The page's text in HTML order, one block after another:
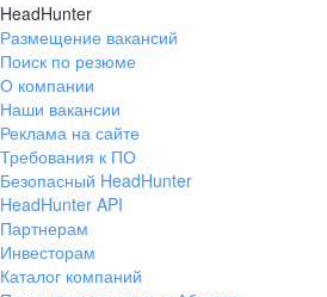
HeadHunter
Размещение вакансий
Поиск по резюме
О компании
Наши вакансии
Реклама на сайте
Требования к ПО
Безопасный HeadHunter
HeadHunter API
Партнерам
Инвесторам
Каталог компаний